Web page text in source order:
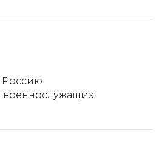
Россию
военнослужащих